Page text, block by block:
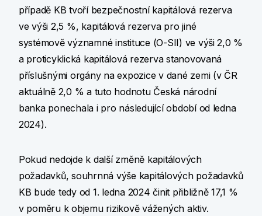
případě KB tvoří bezpečnostní kapitálová rezerva
ve výši 2,5 %, kapitálová rezerva pro jiné
systémově významné instituce (O-SII) ve výši 2,0 %
a proticyklická kapitálová rezerva stanovovaná
příslušnými orgány na expozice v dané zemi (v ČR
aktuálně 2,0 % a tuto hodnotu Česká národní
banka ponechala i pro následující období od ledna
2024).
Pokud nedojde k další změně kapitálových
požadavků, souhrnná výše kapitálových požadavků
KB bude tedy od 1. ledna 2024 činit přibližně 17,1 %
v poměru k objemu rizikově vážených aktiv.